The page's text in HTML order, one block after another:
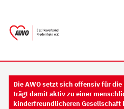
Die AWO setzt sich offensiv für
trägt damit aktiv zu einer
kinderfreundlicheren Gesellschaft